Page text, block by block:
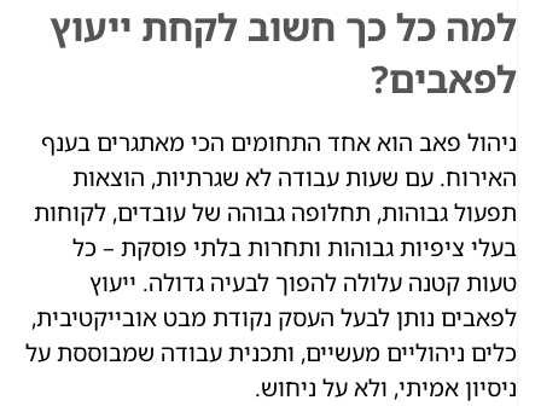
למה כל כך חשוב לקחת ייעוץ
לפאבים?
ניהול פאב הוא אחד התחומים הכי מאתגרים בענף
האירוח. עם שעות עבודה לא שגרתיות, הוצאות
תפעול גבוהות, תחלופה גבוהה של עובדים, לקוחות
בעלי ציפיות גבוהות ותחרות בלתי פוסקת – כל
טעות קטנה עלולה להפוך לבעיה גדולה. ייעוץ
לפאבים נותן לבעל העסק נקודת מבט אובייקטיבית,
כלים ניהוליים מעשיים, ותכנית עבודה שמבוססת על
ניסיון אמיתי, ולא על ניחוש.